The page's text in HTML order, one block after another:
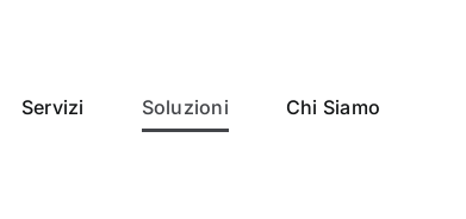
Servizi
Soluzioni Chi Siamo